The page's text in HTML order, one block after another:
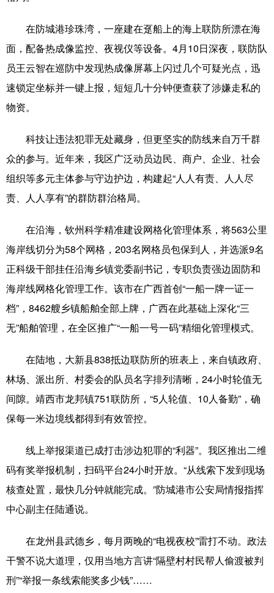
在防城港珍珠湾，一座建在趸船上的海上联防所漂在海
面，配备热成像监控、夜视仪等设备。4月10日深夜，联防队
员王云智在巡防中发现热成像屏幕上闪过几个可疑光点，迅
速锁定坐标并一键上报，短短几十分钟便查获了涉嫌走私的
物资。
科技让违法犯罪无处藏身，但更坚实的防线来自万千群
众的参与。近年来，我区广泛动员边民、商户、企业、社会
组织等多元主体参与守边护边，构建起“人人有责、人人尽
责、人人享有”的群防群治格局。
在沿海，钦州科学精准建设网格化管理体系，将563公里
海岸线切分为58个网格，203名网格员包保到人，并选派9名
正科级干部挂任沿海乡镇党委副书记，专职负责强边固防和
海岸线网格化管理工作。该市在广西首创“一船一牌一证一
档”，8462艘乡镇船舶全部上牌，广西在此基础上深化“三
无”船舶管理，在全区推广“一船一号一码”精细化管理模式。
在陆地，大新县838抵边联防所的班表上，来自镇政府、
林场、派出所、村委会的队员名字排列清晰，24小时轮值无
间隙。靖西市龙邦镇751联防所，“5人轮值、10人备勤”，确
保每一米边境线都得到有效管控。
线上举报渠道已成打击涉边犯罪的“利器”。我区推出二维
码有奖举报机制，扫码平台24小时开放。“从线索下发到现场
核查处置，最快几分钟就能完成。”防城港市公安局情报指挥
中心副主任陆通说。
在龙州县武德乡，每月两晚的“电视夜校”雷打不动。政法
干警不说大道理，仅用当地方言讲“隔壁村村民帮人偷渡被判
刑”“举报一条线索能奖多少钱”……